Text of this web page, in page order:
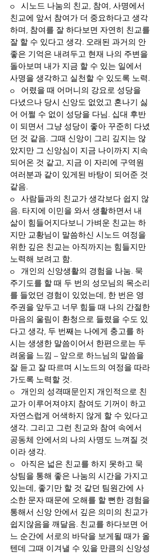
o   시노드 나눔의 친교, 참여, 사명에서
친교에 앞서 참여가 더 중요하다고 생각
하며, 참여를 잘 하다보면 자연히 친교를
잘 할 수 있다고 생각. 오래된 과거의 안
좋은 기억은 내려두고 현재 나의 주변을
돌아보며 내가 지금 할 수 있는 일에서
사명을 생각하고 실천할 수 있도록 노력.
o   어렸을 때 어머니의 강요로 성당을
다녔으나 당시 신앙도 없었고 혼나기 싫
어 어쩔 수 없이 성당을 다님. 십대 후반
이 되면서 그냥 성당이 좋아 꾸준히 다녔
던 것 같음. 그때 신앙이 그리 깊지는 않
았지만 그 신앙심이 지금 나이까지 지속
되어온 것 같고, 지금 이 자리에 구역원
여러분과 같이 있게된 바탕이 되어준 것
같음.
o   사람들과의 친교가 생각보다 쉽지 않
음. 타지에 이민을 와서 생활하면서 내
삶이 힘들어지다보니 가벼운 친교는 하
지만 교황님이 말씀하신 시노드 여정을
위한 깊은 친교는 아직까지는 힘들지만
노력해 보려고 함.
o   개인의 신앙생활의 경험을 나눔. 묵
주기도를 할 때 두 번의 성모님의 목소리
를 들었던 경험이 있었는데, 한 번은 영
주권을 앞두고 너무 힘들 때 나의 간절한
마음의 울림이 환청으로 들렸을 수도 있
다고 생각, 두 번째는 나에게 충고를 하
시는 생생한 말씀이어서 한편으로는 두
려움을 느낌 – 앞으로 하느님의 말씀을
잘 듣고 잘 따르며 시노드의 여정을 따라
가도록 노력할 것.
o   개인의 성격때문인지 개인적으로 친
교가 이루어져야지 참여도 기꺼이 하고
자연스럽게 어색하지 않게 할 수 있다고
생각. 그리고 그런 친교와 참여 속에서
공동체 안에서의 나의 사명도 느껴질 것
이라 생각.
o   아직은 넓은 친교를 하지 못하고 묵
상팀을 통해 좋은 나눔의 시간을 가지고
있는데, 좋기만 할 것 같던 팀원간에 사
소한 문자 때문에 오해를 할 뻔한 경험을
통해서 신앙 안에서 깊은 의미의 친교가
쉽지않음을 깨달음. 친교를 하다보면 어
느 순간에 서로의 바닥을 보게될 때가 올
텐데 그때 이겨낼 수 있을 만큼의 신앙성